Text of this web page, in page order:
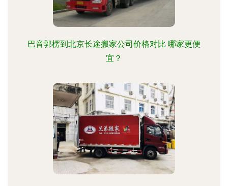
巴音郭楞到北京长途搬家公司价格对比 哪家更便
宜？